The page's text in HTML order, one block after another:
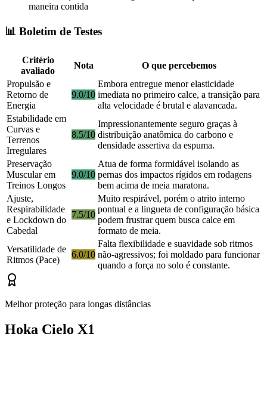
maneira contida
📊 Boletim de Testes
Critério
avaliado
Nota
O que percebemos
Propulsão e
Retorno de
Energia
9.0/10
Embora entregue menor elasticidade
imediata no primeiro calce, a transição para
alta velocidade é brutal e alavancada.
Estabilidade em
Curvas e
Terrenos
Irregulares
8.5/10
Impressionantemente seguro graças à
distribuição anatômica do carbono e
densidade assertiva da espuma.
Preservação
Muscular em
Treinos Longos
9.0/10
Atua de forma formidável isolando as
pernas dos impactos rígidos em rodagens
bem acima de meia maratona.
Ajuste,
Respirabilidade
e Lockdown do
Cabedal
7.5/10
Muito respirável, porém o atrito interno
pontual e a lingueta de configuração básica
podem frustrar quem busca calce em
formato de meia.
Versatilidade de
Ritmos (Pace)
6.0/10
Falta flexibilidade e suavidade sob ritmos
não-agressivos; foi moldado para funcionar
quando a força no solo é constante.
Melhor proteção para longas distâncias
Hoka Cielo X1